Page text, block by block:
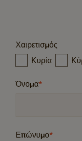
Χαιρετισμός
Κυρία
Όνομα*
Επώνυμο*